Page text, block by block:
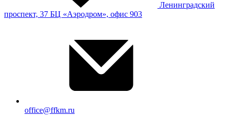
Ленинградский
проспект, 37 БЦ «Аэродром», офис 903
office@ffkm.ru